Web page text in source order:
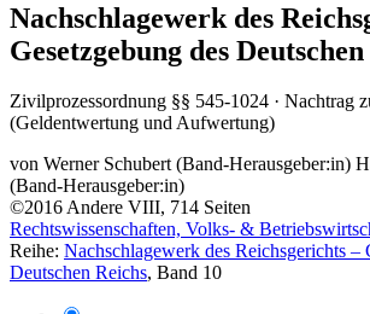
Nachschlagewerk des
Gesetzgebung des
Zivilprozessordnung §§ 545-1024 · Nachtrag
(Geldentwertung und Aufwertung)
von Werner Schubert (Band-Herausgeber:in)
(Band-Herausgeber:in)
©2016Andere VIII, 714 Seiten
Rechtswissenschaften, Volks- &
Reihe: Nachschlagewerk des Reichsgerichts –
Deutschen Reichs, Band 10